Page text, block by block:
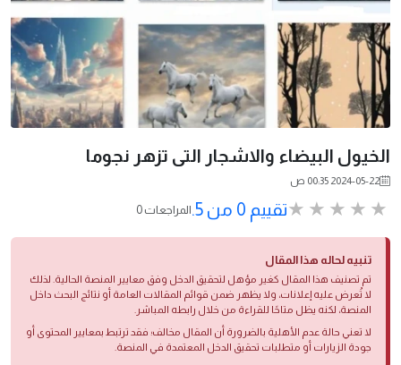
الخيول البيضاء والاشجار التى تزهر نجوما
2024-05-22 00:35 ص
تقييم 0 من 5. 0 المراجعات
تنبيه لحاله هذا المقال
تم تصنيف هذا المقال كغير مؤهل لتحقيق الدخل وفق معايير المنصة الحالية. لذلك
لا تُعرض عليه إعلانات، ولا يظهر ضمن قوائم المقالات العامة أو نتائج البحث داخل
المنصة، لكنه يظل متاحًا للقراءة من خلال رابطه المباشر.
لا تعني حالة عدم الأهلية بالضرورة أن المقال مخالف؛ فقد ترتبط بمعايير المحتوى أو
جودة الزيارات أو متطلبات تحقيق الدخل المعتمدة في المنصة.